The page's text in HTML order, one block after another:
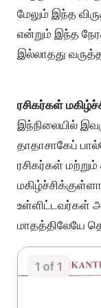
மேலும் இந்த
என்றும் இந்த
இல்லாதது
ரசிகர்கள்
இந்நிலையில்
தாதாசாகேப்
ரசிகர்கள்
உள்ளிட்டவர்கள்
மாதத்திலேயே